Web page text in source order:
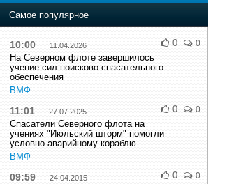
Самое популярное
10:00 11.04.2026
На Северном флоте завершилось
учение сил поисково-спасательного
обеспечения
ВМФ
0 0
11:01 27.07.2025
Спасатели Северного флота на
учениях "Июльский шторм" помогли
условно аварийному кораблю
ВМФ
0 0
09:59 24.04.2015 0 0